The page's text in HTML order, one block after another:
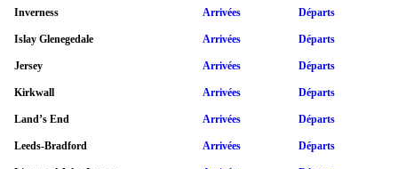
Inverness Arrivées Départs
Islay Glenegedale Arrivées Départs
Jersey Arrivées Départs
Kirkwall Arrivées Départs
Land’s End Arrivées Départs
Leeds-Bradford Arrivées Départs